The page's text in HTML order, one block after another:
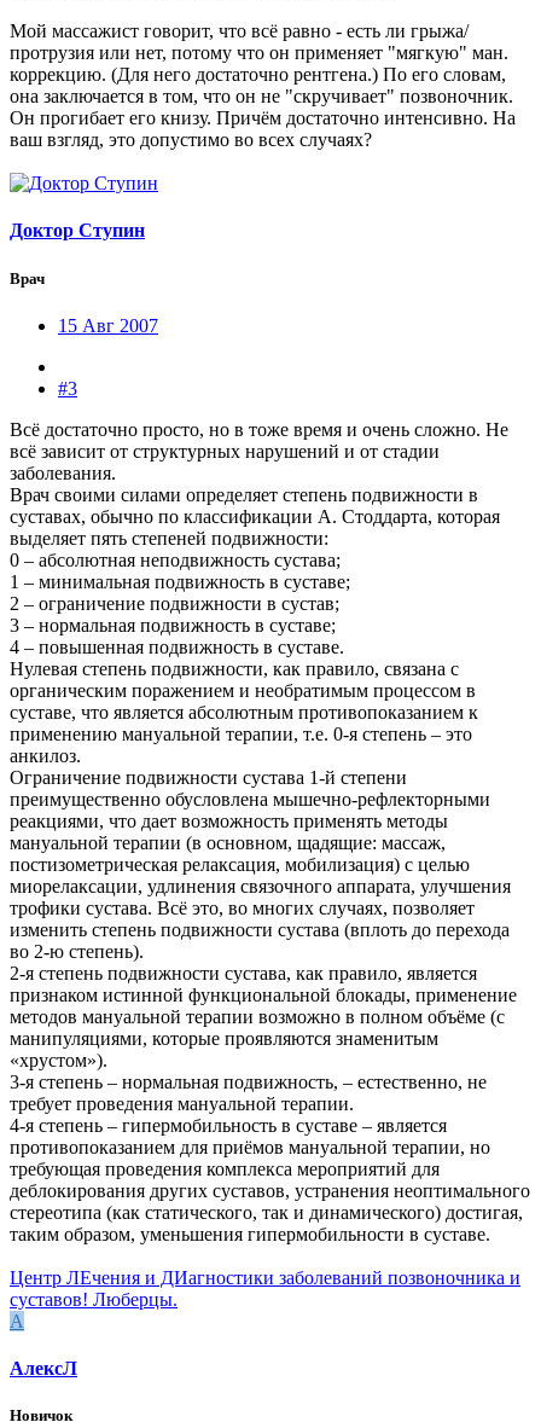
Мой массажист говорит, что всё равно - есть ли грыжа/
протрузия или нет, потому что он применяет "мягкую" ман.
коррекцию. (Для него достаточно рентгена.) По его словам,
она заключается в том, что он не "скручивает" позвоночник.
Он прогибает его книзу. Причём достаточно интенсивно. На
ваш взгляд, это допустимо во всех случаях?
Доктор Ступин
Врач
15 Авг 2007
#3
Всё достаточно просто, но в тоже время и очень сложно. Не
всё зависит от структурных нарушений и от стадии
заболевания.
Врач своими силами определяет степень подвижности в
суставах, обычно по классификации А. Стоддарта, которая
выделяет пять степеней подвижности:
0 – абсолютная неподвижность сустава;
1 – минимальная подвижность в суставе;
2 – ограничение подвижности в сустав;
3 – нормальная подвижность в суставе;
4 – повышенная подвижность в суставе.
Нулевая степень подвижности, как правило, связана с
органическим поражением и необратимым процессом в
суставе, что является абсолютным противопоказанием к
применению мануальной терапии, т.е. 0-я степень – это
анкилоз.
Ограничение подвижности сустава 1-й степени
преимущественно обусловлена мышечно-рефлекторными
реакциями, что дает возможность применять методы
мануальной терапии (в основном, щадящие: массаж,
постизометрическая релаксация, мобилизация) с целью
миорелаксации, удлинения связочного аппарата, улучшения
трофики сустава. Всё это, во многих случаях, позволяет
изменить степень подвижности сустава (вплоть до перехода
во 2-ю степень).
2-я степень подвижности сустава, как правило, является
признаком истинной функциональной блокады, применение
методов мануальной терапии возможно в полном объёме (с
манипуляциями, которые проявляются знаменитым
«хрустом»).
3-я степень – нормальная подвижность, – естественно, не
требует проведения мануальной терапии.
4-я степень – гипермобильность в суставе – является
противопоказанием для приёмов мануальной терапии, но
требующая проведения комплекса мероприятий для
деблокирования других суставов, устранения неоптимального
стереотипа (как статического, так и динамического) достигая,
таким образом, уменьшения гипермобильности в суставе.
Центр ЛЕчения и ДИагностики заболеваний позвоночника и
суставов! Люберцы.
А
АлексЛ
Новичок